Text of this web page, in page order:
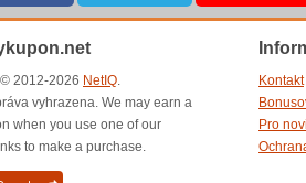
2012-2026 NetIQ.
vyhrazena. We may earn a
when you use one of our
to make a purchase.
Kontakt
Pro